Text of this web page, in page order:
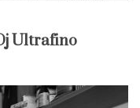
Ultrafino